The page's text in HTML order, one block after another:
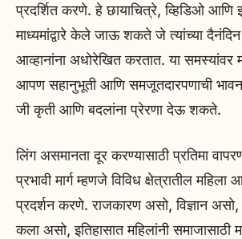
प्रदर्शित करणे. हे छायाचित्रे, व्हिडिओ आणि
माध्यमांद्वारे केले जाऊ शकते जे त्यांच्या
आव्हानांना अधोरेखित करतात. या समस्यांवर
आपण सहानुभूती आणि समजूतदारपणाची
जी कृती आणि बदलांना प्रेरणा देऊ शकते.
लिंग असमानता दूर करण्यासाठी प्रतिमा
प्रभावी मार्ग म्हणजे विविध क्षेत्रातील महिला
प्रदर्शन करणे. राजकारण असो, विज्ञान असो,
कला असो, इतिहासात महिलांनी समाजासाठी